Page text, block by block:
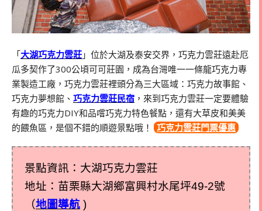
「大湖巧克力雲莊 」位於大湖及泰安交界，巧克力雲莊遠赴厄
瓜多契作了300公頃可可莊園，成為台灣唯一一條龍巧克力專
業製造工廠，巧克力雲莊裡頭分為三大區域：巧克力故事館、
巧克力夢想館、 巧克力雲莊民宿 ，來到巧克力雲莊一定要體驗
有趣的巧克力DIY和品嚐巧克力特色餐點，還有大草皮和美美
的餵魚區，是個不錯的順遊景點哦！
巧克力雲莊門票優惠
景點資訊：大湖巧克力雲莊
地址：苗栗縣大湖鄉富興村水尾坪49-2號
（地圖導航 )